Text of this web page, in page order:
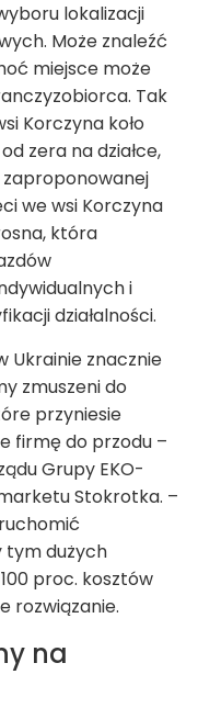
lokalizacji
Może znaleźć
miejsce może
Tak
Korczyna koło
zera na działce,
zaproponowanej
we wsi Korczyna
która
i
działalności.
Ukrainie znacznie
zmuszeni do
przyniesie
firmę do przodu –
Grupy EKO-
Stokrotka. –
tym dużych
proc. kosztów
rozwiązanie.
na